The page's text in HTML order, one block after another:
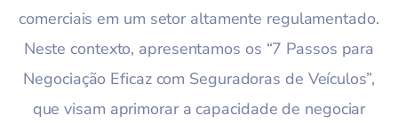
comerciais em um setor altamente regulamentado.
Neste contexto, apresentamos os “7 Passos para
Negociação Eficaz com Seguradoras de Veículos”,
que visam aprimorar a capacidade de negociar